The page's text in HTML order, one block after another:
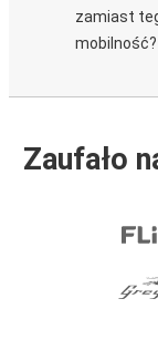
zamiast
mobilność?
Zaufało